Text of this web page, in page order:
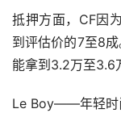
抵押方面，CF因
到评估价的7至8
能拿到3.2万至3.6
Le Boy——年轻时